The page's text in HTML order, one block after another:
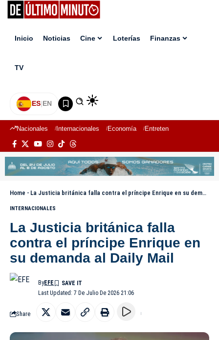
Inicio Noticias Cine Loterías Finanzas
TV
ES|EN
Nacionales Internacionales Economía Entretenimiento
Home - La Justicia británica falla contra el príncipe Enrique en su demanda al Daily Mail
INTERNACIONALES
La Justicia británica falla
contra el príncipe Enrique en
su demanda al Daily Mail
Last Updated: 7 De Julio De 2026 21:06
ByEFE
Share